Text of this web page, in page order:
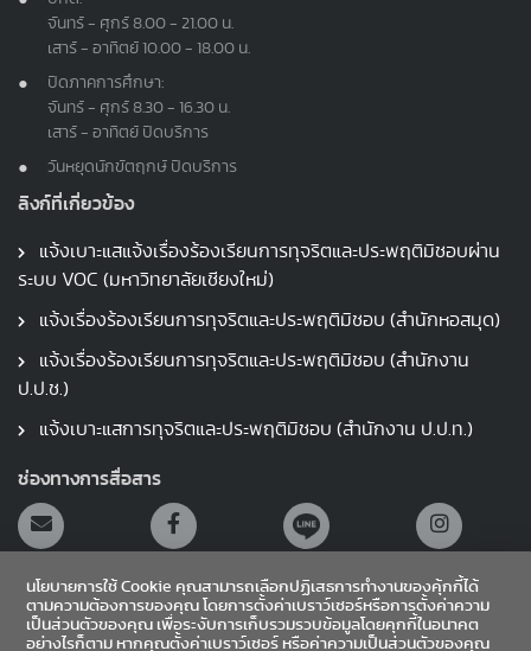
จันทร์ - ศุกร์ 8.00 - 21.00 น.
เสาร์ - อาทิตย์ 10.00 - 18.00 น.
ปิดภาคการศึกษา:
จันทร์ - ศุกร์ 8.30 - 16.30 น.
เสาร์ - อาทิตย์ ปิดบริการ
วันหยุดนักขัตฤกษ์ ปิดบริการ
ลิงก์ที่เกี่ยวข้อง
แจ้งเบาะแสแจ้งเรื่องร้องเรียนการทุจริตและประพฤติมิชอบผ่าน
ระบบ VOC (มหาวิทยาลัยเชียงใหม่)
แจ้งเรื่องร้องเรียนการทุจริตและประพฤติมิชอบ (สำนักหอสมุด)
แจ้งเรื่องร้องเรียนการทุจริตและประพฤติมิชอบ (สำนักงาน
ป.ป.ช.)
แจ้งเบาะแสการทุจริตและประพฤติมิชอบ (สำนักงาน ป.ป.ท.)
ช่องทางการสื่อสาร
นโยบายการใช้ Cookie คุณสามารถเลือกปฏิเสธการทำงานของคุ้กกี้ได้
ตามความต้องการของคุณ โดยการตั้งค่าเบราว์เซอร์หรือการตั้งค่าความ
เป็นส่วนตัวของคุณ เพื่อระงับการเก็บรวมรวบข้อมูลโดยคุกกี้ในอนาคต
อย่างไรก็ตาม หากคุณตั้งค่าเบราว์เซอร์ หรือค่าความเป็นส่วนตัวของคุณ